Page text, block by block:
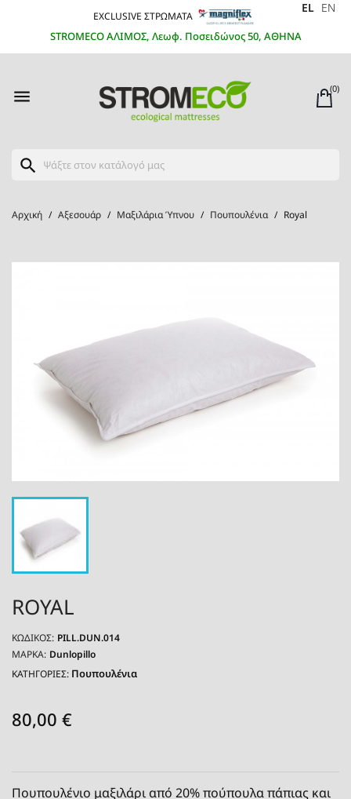
EXCLUSIVE ΣΤΡΩΜΑΤΑ
STROMECO ΑΛΙΜΟΣ, Λεωφ. Ποσειδώνος 50, ΑΘΗΝΑ
EL EN
 (0)
search
Αρχική Αξεσουάρ Μαξιλάρια Ύπνου Πουπουλένια Royal
ROYAL
ΚΩΔΙΚΌΣ: PILL.DUN.014
ΜΆΡΚΑ: Dunlopillo
ΚΑΤΗΓΟΡΙΕΣ: Πουπουλένια
80,00 €
Πουπουλένιο μαξιλάρι από 20% πούπουλα πάπιας και